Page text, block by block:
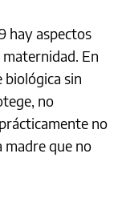
hay aspectos
En
sin
no
no
madre que no